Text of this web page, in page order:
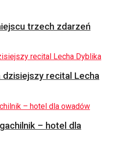
trzech zdarzeń
dzisiejszy recital Lecha
– hotel dla